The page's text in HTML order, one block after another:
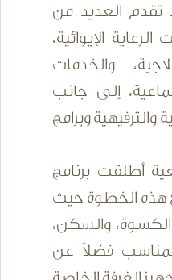
تقدم العديد من
الإيوائية،
والخدمات
إلى جانب
والترفيهية وبرامج
أطلقت برنامج
هذه الخطوة حيث
والسكن،
المناسب فضلاً عن